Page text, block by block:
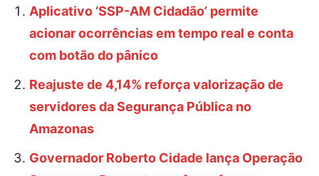
Aplicativo ‘SSP-AM Cidadão’ permite
acionar ocorrências em tempo real e conta
com botão do pânico
Reajuste de 4,14% reforça valorização de
servidores da Segurança Pública no
Amazonas
Governador Roberto Cidade lança Operação